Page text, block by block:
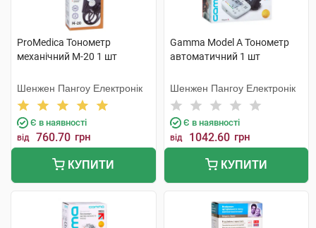
ProMedica Тонометр
механічний М-20 1 шт
Шенжен Пангоу Електронік
Є в наявності
від 760.70 грн
КУПИТИ
Gamma Model А Тонометр
автоматичний 1 шт
Шенжен Пангоу Електронік
Є в наявності
від 1042.60 грн
КУПИТИ